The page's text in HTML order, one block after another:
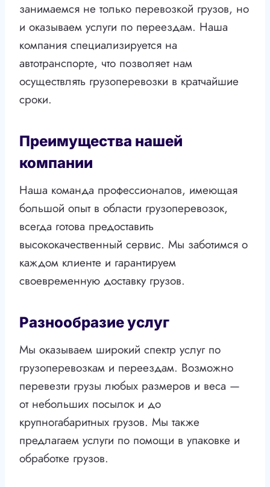
занимаемся не только перевозкой грузов, но
и оказываем услуги по переездам. Наша
компания специализируется на
автотранспорте, что позволяет нам
осуществлять грузоперевозки в кратчайшие
сроки.
Преимущества нашей
компании
Наша команда профессионалов, имеющая
большой опыт в области грузоперевозок,
всегда готова предоставить
высококачественный сервис. Мы заботимся о
каждом клиенте и гарантируем
своевременную доставку грузов.
Разнообразие услуг
Мы оказываем широкий спектр услуг по
грузоперевозкам и переездам. Возможно
перевезти грузы любых размеров и веса —
от небольших посылок и до
крупногабаритных грузов. Мы также
предлагаем услуги по помощи в упаковке и
обработке грузов.